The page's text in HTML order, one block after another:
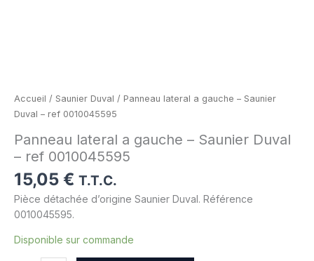
Accueil / Saunier Duval / Panneau lateral a gauche – Saunier
Duval – ref 0010045595
Panneau lateral a gauche – Saunier Duval
– ref 0010045595
15,05 € T.T.C.
Pièce détachée d’origine Saunier Duval. Référence
0010045595.
Disponible sur commande